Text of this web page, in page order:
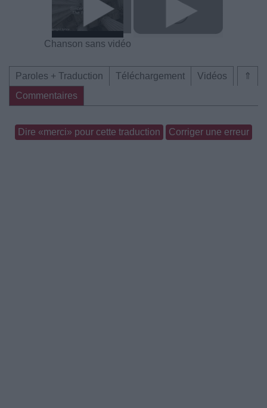
Chanson sans vidéo
⇑
Paroles + Traduction Téléchargement
Vidéos
Commentaires
Dire «merci» pour cette traduction Corriger une erreur